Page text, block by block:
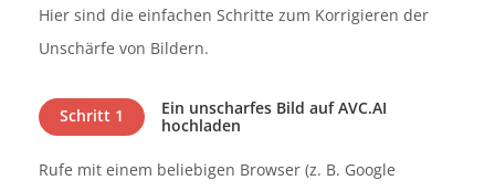
Hier sind die einfachen Schritte zum Korrigieren der
Unschärfe von Bildern.
Schritt 1
Ein unscharfes Bild auf AVC.AI
hochladen
Rufe mit einem beliebigen Browser (z. B. Google